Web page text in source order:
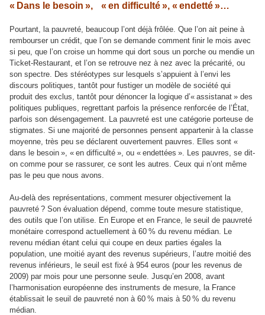
« Dans le besoin », « en difficulté », « endetté »…
Pourtant, la pauvreté, beaucoup l’ont déjà frôlée. Que l’on ait peine à
rembourser un crédit, que l’on se demande comment finir le mois avec
si peu, que l’on croise un homme qui dort sous un porche ou mendie un
Ticket-Restaurant, et l’on se retrouve nez à nez avec la précarité, ou
son spectre. Des stéréotypes sur lesquels s’appuient à l’envi les
discours politiques, tantôt pour fustiger un modèle de société qui
produit des exclus, tantôt pour dénoncer la logique d’« assistanat » des
politiques publiques, regrettant parfois la présence renforcée de l’État,
parfois son désengagement. La pauvreté est une catégorie porteuse de
stigmates. Si une majorité de personnes pensent appartenir à la classe
moyenne, très peu se déclarent ouvertement pauvres. Elles sont «
dans le besoin », « en difficulté », ou « endettées ». Les pauvres, se dit-
on comme pour se rassurer, ce sont les autres. Ceux qui n’ont même
pas le peu que nous avons.
Au-delà des représentations, comment mesurer objectivement la
pauvreté ? Son évaluation dépend, comme toute mesure statistique,
des outils que l’on utilise. En Europe et en France, le seuil de pauvreté
monétaire correspond actuellement à 60 % du revenu médian. Le
revenu médian étant celui qui coupe en deux parties égales la
population, une moitié ayant des revenus supérieurs, l’autre moitié des
revenus inférieurs, le seuil est fixé à 954 euros (pour les revenus de
2009) par mois pour une personne seule. Jusqu’en 2008, avant
l’harmonisation européenne des instruments de mesure, la France
établissait le seuil de pauvreté non à 60 % mais à 50 % du revenu
médian.